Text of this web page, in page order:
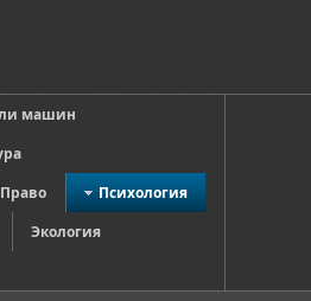
машин
Право
Психология
Экология